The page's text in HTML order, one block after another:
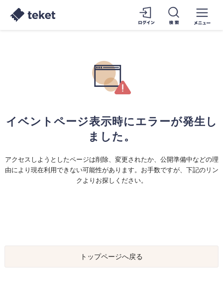
イベントページ表示時にエラーが発生し
ました。
アクセスしようとしたページは削除、変更されたか、公開準備中などの理
由により現在利用できない可能性があります。お手数ですが、下記のリン
クよりお探しください。
トップページへ戻る